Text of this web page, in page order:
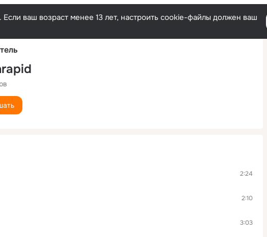
Русский
ваш возраст менее 13 лет, настроить cookie-файлы должен ваш
2:24
2:10
3:03